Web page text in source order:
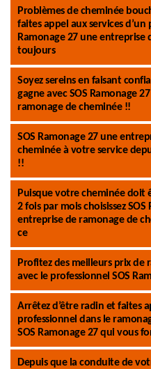
Problèmes de cheminée
faites appel aux services d’un
Ramonage 27 une entreprise
toujours
Soyez sereins en faisant
gagne avec SOS Ramonage
ramonage de cheminée !!
SOS Ramonage 27 une
cheminée à votre service
!!
Puisque votre cheminée doit
2 fois par mois choisissez SOS
entreprise de ramonage de
ce
Profitez des meilleurs prix de
avec le professionnel SOS
Arrêtez d’être radin et faites
professionnel dans le
SOS Ramonage 27 qui vous
Depuis que la conduite de